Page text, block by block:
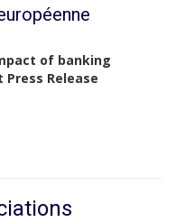
of banking
Release